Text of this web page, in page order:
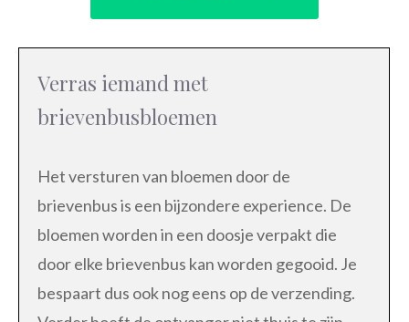
Verras iemand met
brievenbusbloemen
Het versturen van bloemen door de
brievenbus is een bijzondere experience. De
bloemen worden in een doosje verpakt die
door elke brievenbus kan worden gegooid. Je
bespaart dus ook nog eens op de verzending.